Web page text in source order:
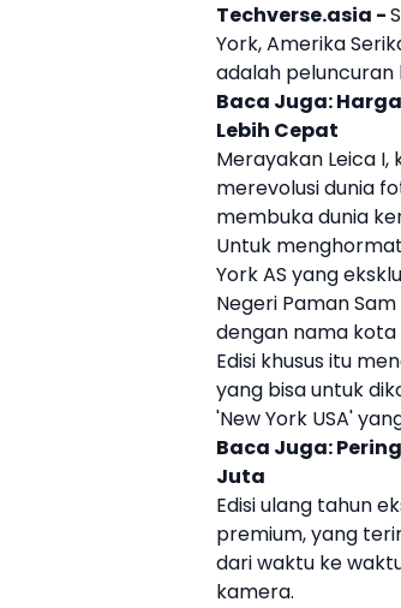
Techverse.asia -
York, Amerika
adalah peluncuran
Baca Juga:
Lebih Cepat
Merayakan Leica I,
merevolusi dunia
membuka dunia
Untuk
York AS yang
Negeri Paman
dengan nama
Edisi khusus itu
yang bisa untuk
'New York USA'
Baca Juga:
Juta
Edisi ulang tahun
premium, yang
dari waktu ke
kamera.